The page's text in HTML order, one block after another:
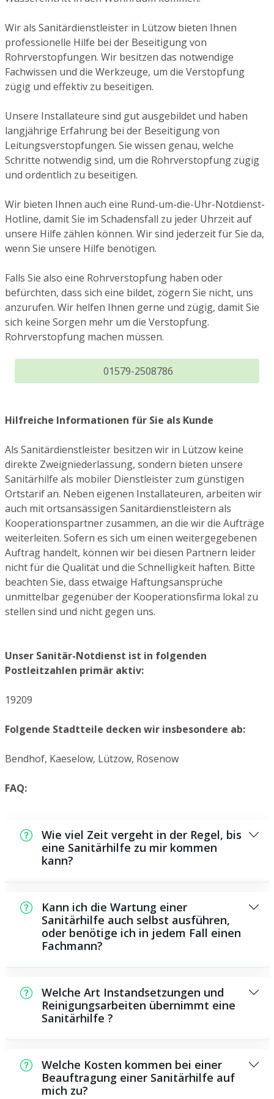
Wir als Sanitärdienstleister in Lützow bieten Ihnen
professionelle Hilfe bei der Beseitigung von
Rohrverstopfungen. Wir besitzen das notwendige
Fachwissen und die Werkzeuge, um die Verstopfung
zügig und effektiv zu beseitigen.
Unsere Installateure sind gut ausgebildet und haben
langjährige Erfahrung bei der Beseitigung von
Leitungsverstopfungen. Sie wissen genau, welche
Schritte notwendig sind, um die Rohrverstopfung zügig
und ordentlich zu beseitigen.
Wir bieten Ihnen auch eine Rund-um-die-Uhr-Notdienst-
Hotline, damit Sie im Schadensfall zu jeder Uhrzeit auf
unsere Hilfe zählen können. Wir sind jederzeit für Sie da,
wenn Sie unsere Hilfe benötigen.
Falls Sie also eine Rohrverstopfung haben oder
befürchten, dass sich eine bildet, zögern Sie nicht, uns
anzurufen. Wir helfen Ihnen gerne und zügig, damit Sie
sich keine Sorgen mehr um die Verstopfung.
Rohrverstopfung machen müssen.
01579-2508786
Hilfreiche Informationen für Sie als Kunde
Als Sanitärdienstleister besitzen wir in Lützow keine
direkte Zweigniederlassung, sondern bieten unsere
Sanitärhilfe als mobiler Dienstleister zum günstigen
Ortstarif an. Neben eigenen Installateuren, arbeiten wir
auch mit ortsansässigen Sanitärdienstleistern als
Kooperationspartner zusammen, an die wir die Aufträge
weiterleiten. Sofern es sich um einen weitergegebenen
Auftrag handelt, können wir bei diesen Partnern leider
nicht für die Qualität und die Schnelligkeit haften. Bitte
beachten Sie, dass etwaige Haftungsansprüche
unmittelbar gegenüber der Kooperationsfirma lokal zu
stellen sind und nicht gegen uns.
Unser Sanitär-Notdienst ist in folgenden
Postleitzahlen primär aktiv:
19209
Folgende Stadtteile decken wir insbesondere ab:
Bendhof, Kaeselow, Lützow, Rosenow
FAQ:
Wie viel Zeit vergeht in der Regel, bis
eine Sanitärhilfe zu mir kommen
kann?
kurzen Zeitraum an der Schadensstelle sein.
Dies hängt unter anderem von der
Auftragslage zu dem Zeitpunkt ab sowie von
der Verkehrslage und der Entfernung zu
Kann ich die Wartung einer
Sanitärhilfe auch selbst ausführen,
oder benötige ich in jedem Fall einen
Fachmann?
Wartungsarbeiten, die Sie eigenständig
ausführen können, zum Beispiel das
Verwenden von Rohrreinigern aus dem
von Spezialwerkzeug oder besonderem
Fachwissen erfordern, besser ausgebildeten
Personen zu überlassen. Ein Monteur
Welche Art Instandsetzungen und
Reinigungsarbeiten übernimmt eine
Sanitärhilfe ?
Vielzahl von Instandsetzungen und
Reinigungsarbeiten, darunter die Installation
und Reparatur von Rohren, Sanitärsystemen
Welche Kosten kommen bei einer
Beauftragung einer Sanitärhilfe auf
mich zu?